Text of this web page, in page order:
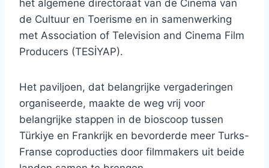
het algemene directoraat van de Cinema van
de Cultuur en Toerisme en in samenwerking
met Association of Television and Cinema Film
Producers (TESİYAP).
Het paviljoen, dat belangrijke vergaderingen
organiseerde, maakte de weg vrij voor
belangrijke stappen in de bioscoop tussen
Türkiye en Frankrijk en bevorderde meer Turks-
Franse coproducties door filmmakers uit beide